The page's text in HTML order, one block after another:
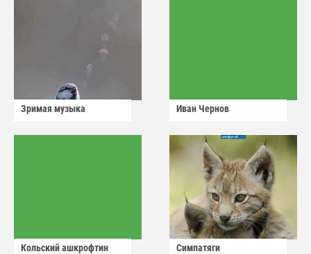
Зримая музыка Иван Чернов
Кольский ашкрофтин Симпатяги